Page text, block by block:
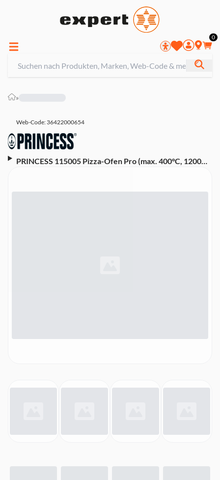
0
»
Web-Code: 36422000654
PRINCESS 115005 Pizza-Ofen Pro (max. 400°C, 1200